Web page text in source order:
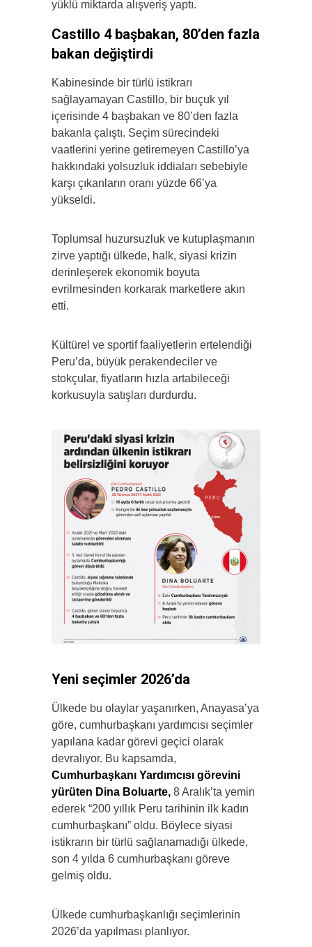
yüklü miktarda alışveriş yaptı.
Castillo 4 başbakan, 80’den fazla
bakan değiştirdi
Kabinesinde bir türlü istikrarı
sağlayamayan Castillo, bir buçuk yıl
içerisinde 4 başbakan ve 80’den fazla
bakanla çalıştı. Seçim sürecindeki
vaatlerini yerine getiremeyen Castillo’ya
hakkındaki yolsuzluk iddiaları sebebiyle
karşı çıkanların oranı yüzde 66’ya
yükseldi.
Toplumsal huzursuzluk ve kutuplaşmanın
zirve yaptığı ülkede, halk, siyasi krizin
derinleşerek ekonomik boyuta
evrilmesinden korkarak marketlere akın
etti.
Kültürel ve sportif faaliyetlerin ertelendiği
Peru’da, büyük perakendeciler ve
stokçular, fiyatların hızla artabileceği
korkusuyla satışları durdurdu.
Yeni seçimler 2026’da
Ülkede bu olaylar yaşanırken, Anayasa’ya
göre, cumhurbaşkanı yardımcısı seçimler
yapılana kadar görevi geçici olarak
devralıyor. Bu kapsamda,
Cumhurbaşkanı Yardımcısı görevini
yürüten Dina Boluarte, 8 Aralık’ta yemin
ederek “200 yıllık Peru tarihinin ilk kadın
cumhurbaşkanı” oldu. Böylece siyasi
istikrarın bir türlü sağlanamadığı ülkede,
son 4 yılda 6 cumhurbaşkanı göreve
gelmiş oldu.
Ülkede cumhurbaşkanlığı seçimlerinin
2026’da yapılması planlıyor.